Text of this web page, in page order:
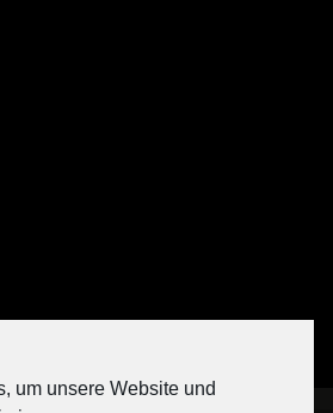
um unsere Website und